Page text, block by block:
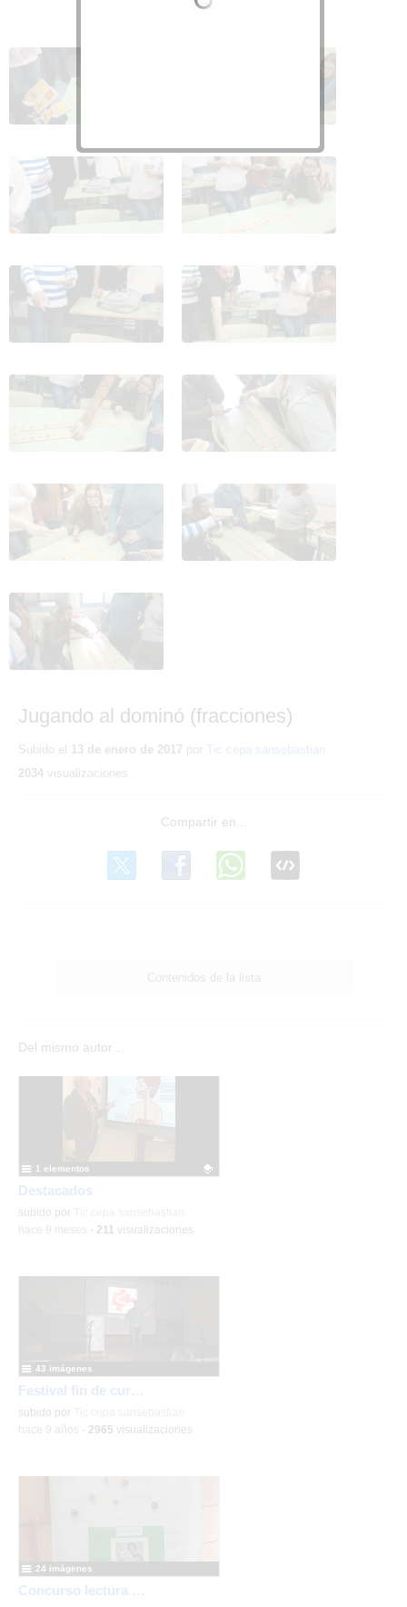
Jugando al dominó
Jugando al dominó
(fracciones) 3
Jugando al dominó
(fracciones) 4
Jugando al dominó
(fracciones) 5
Jugando al dominó
(fracciones) 6
Jugando al dominó
(fracciones) 7
Jugando al dominó
(fracciones) 8
Jugando al dominó
(fracciones) 9
Jugando al dominó
(fracciones) 10
Jugando al dominó
(fracciones) 11
Jugando al dominó (fracciones)
Subido el 13 de enero de 2017 por Tic cepa sansebastian
2034 visualizaciones
Contenidos de la lista
Del mismo autor…
Destacados
Contenido educativo.
subido por
1 elementos
hace 9 meses - 211 visualizaciones
Festival fin de curso 2016/2017
subido por
43 imágenes
hace 9 años - 2965 visualizaciones
Concurso lectura en voz alta 2017
24 imágenes